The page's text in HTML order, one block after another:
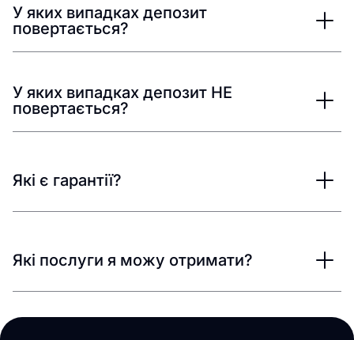
У яких випадках депозит
повертається?
У яких випадках депозит НЕ
повертається?
Які є гарантії?
Які послуги я можу отримати?